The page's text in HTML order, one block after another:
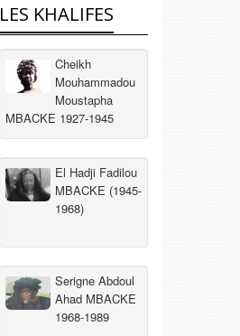
LES KHALIFES
Cheikh
Mouhammadou
Moustapha
MBACKE 1927-1945
El Hadji Fadilou
MBACKE (1945-
1968)
Serigne Abdoul
Ahad MBACKE
1968-1989